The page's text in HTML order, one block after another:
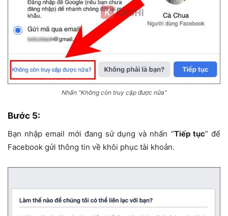
Nhấn “Không còn truy cập được nữa”
Bước 5:
Bạn nhập email mới đang sử dụng và nhấn “Tiếp tục” để
Facebook gửi thông tin về khôi phục tài khoản.